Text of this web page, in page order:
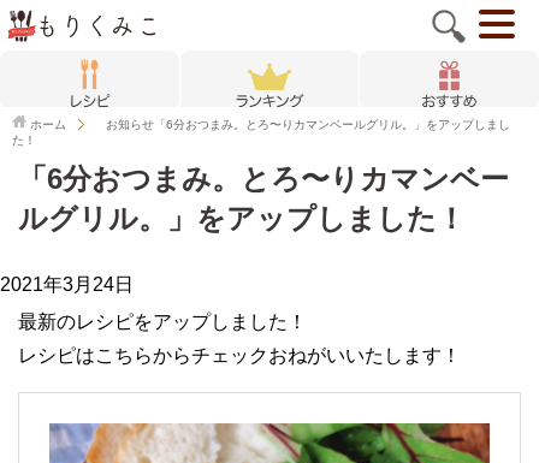
ホーム お知らせ「6分おつまみ。とろ〜りカマンベールグリル。」をアップしまし
た！
「6分おつまみ。とろ〜りカマンベー
ルグリル。」をアップしました！
2021年3月24日
最新のレシピをアップしました！
レシピはこちらからチェックおねがいいたします！